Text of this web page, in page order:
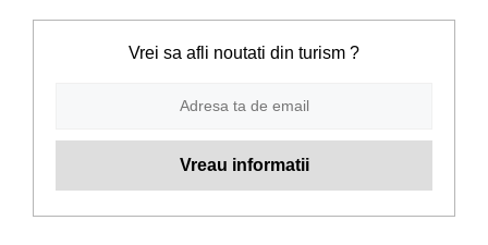
Vrei sa afli noutati din turism ?